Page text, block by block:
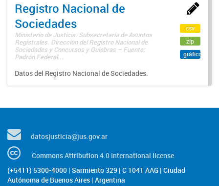
Registro Nacional de
Sociedades
Ministerio de Justicia. Subsecretaría de Asuntos
Registrales. Dirección del Registro Nacional de
Sociedades y Concursos y Quiebras – Fuente:
Padrón Federal...
Datos del Registro Nacional de Sociedades.
csv
zip
gráfico
datosjusticia@jus.gov.ar
Commons Attribution 4.0 International license
(+5411) 5300-4000 | Sarmiento 329 | C 1041 AAG | Ciudad
Autónoma de Buenos Aires | Argentina